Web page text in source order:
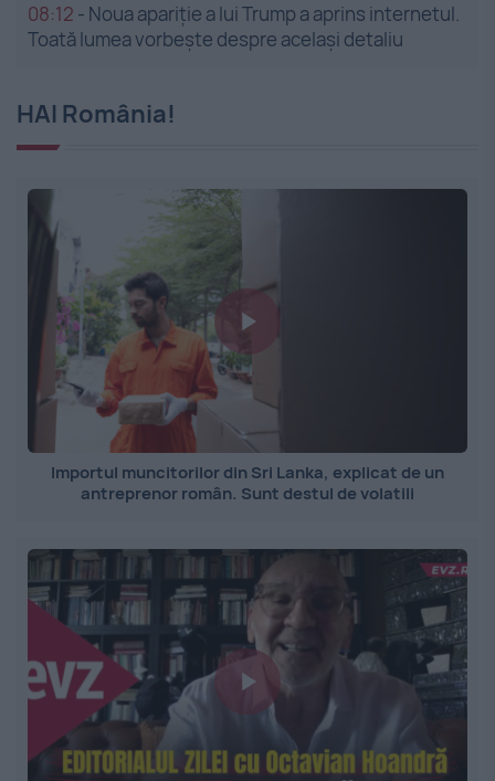
08:12 - Noua apariție a lui Trump a aprins internetul.
Toată lumea vorbește despre același detaliu
HAI România!
Importul muncitorilor din Sri Lanka, explicat de un
antreprenor român. Sunt destul de volatili